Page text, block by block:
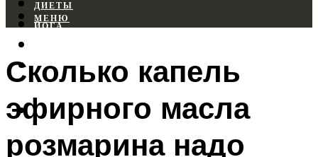
ДИЕТЫ
ЙОГА
ФИТНЕС
МЕНЮ
МЕНЮ
Сколько капель
эфирного масла
розмарина надо